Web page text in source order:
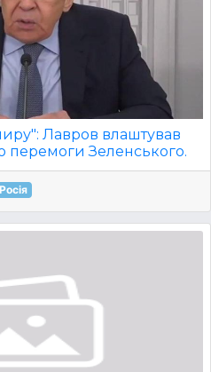
Лавров влаштував
перемоги Зеленського.
Росія